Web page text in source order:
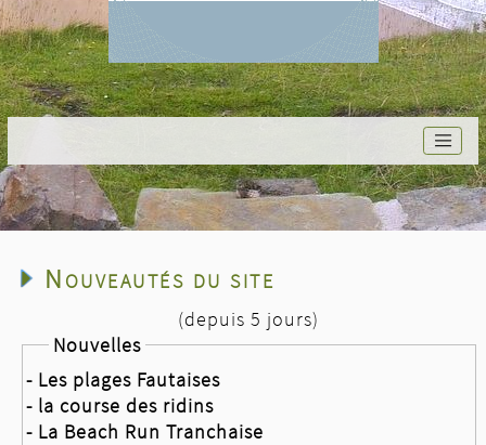
Nouveautés du site
(depuis 5 jours)
Nouvelles
- Les plages Fautaises
- la course des ridins
- La Beach Run Tranchaise